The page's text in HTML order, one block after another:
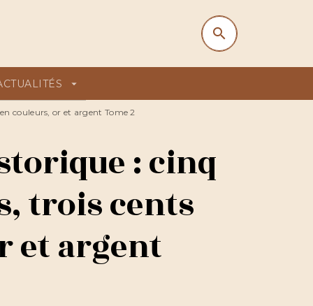
search
arrow_drop_down
search
couleurs, or et argent Tome 2
: cinq
trois cents
et argent